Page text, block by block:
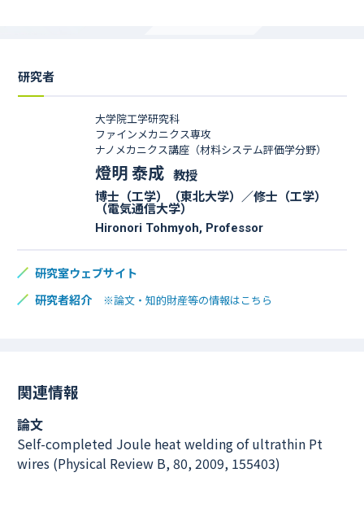
研究者
大学院工学研究科
ファインメカニクス専攻
ナノメカニクス講座（材料システム評価学分野）
燈明 泰成 教授
博士（工学）（東北大学）／修士（工学）
（電気通信大学）
Hironori Tohmyoh, Professor
研究室ウェブサイト
研究者紹介
※論文・知的財産等の情報はこちら
関連情報
論文
Self-completed Joule heat welding of ultrathin Pt
wires (Physical Review B, 80, 2009, 155403)